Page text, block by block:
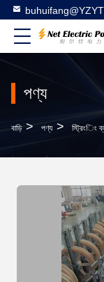
পণ্য
বাড়ি > পণ্য > স্ট্রিংিং